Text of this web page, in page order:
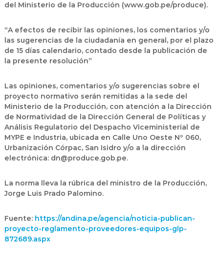
del Ministerio de la Producción (www.gob.pe/produce).
“A efectos de recibir las opiniones, los comentarios y/o
las sugerencias de la ciudadanía en general, por el plazo
de 15 días calendario, contado desde la publicación de
la presente resolución”
Las opiniones, comentarios y/o sugerencias sobre el
proyecto normativo serán remitidas a la sede del
Ministerio de la Producción, con atención a la Dirección
de Normatividad de la Dirección General de Políticas y
Análisis Regulatorio del Despacho Viceministerial de
MYPE e Industria, ubicada en Calle Uno Oeste Nº 060,
Urbanización Córpac, San Isidro y/o a la dirección
electrónica: dn@produce.gob.pe.
La norma lleva la rúbrica del ministro de la Producción,
Jorge Luis Prado Palomino.
Fuente: https://andina.pe/agencia/noticia-publican-
proyecto-reglamento-proveedores-equipos-glp-
872689.aspx